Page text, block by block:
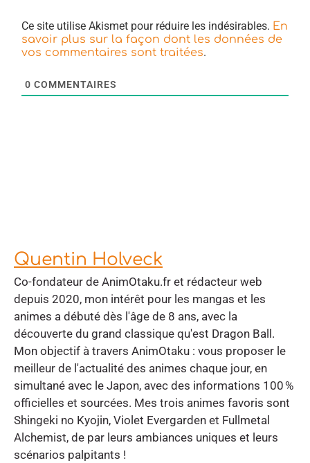
Ce site utilise Akismet pour réduire les indésirables. En
savoir plus sur la façon dont les données de
vos commentaires sont traitées.
0 COMMENTAIRES
Quentin Holveck
Co-fondateur de AnimOtaku.fr et rédacteur web
depuis 2020, mon intérêt pour les mangas et les
animes a débuté dès l'âge de 8 ans, avec la
découverte du grand classique qu'est Dragon Ball.
Mon objectif à travers AnimOtaku : vous proposer le
meilleur de l'actualité des animes chaque jour, en
simultané avec le Japon, avec des informations 100 %
officielles et sourcées. Mes trois animes favoris sont
Shingeki no Kyojin, Violet Evergarden et Fullmetal
Alchemist, de par leurs ambiances uniques et leurs
scénarios palpitants !